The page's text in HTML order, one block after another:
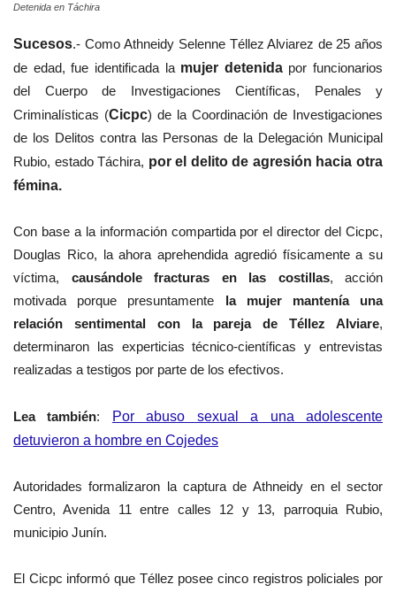
Detenida en Táchira
Sucesos.- Como Athneidy Selenne Téllez Alviarez de 25 años
de edad, fue identificada lamujer detenidapor funcionarios
del Cuerpo de Investigaciones Científicas, Penales y
Criminalísticas (Cicpc) de la Coordinación de Investigaciones
de los Delitos contra las Personas de la Delegación Municipal
Rubio, estado Táchira, por el delito de agresión hacia otra
fémina.
Con base a la información compartida por el director del Cicpc,
Douglas Rico, la ahora aprehendida agredió físicamente a su
víctima, causándole fracturas en las costillas, acción
motivada porque presuntamente la mujer mantenía una
relación sentimental con la pareja deTéllez Alviare,
determinaron las experticias técnico-científicas y entrevistas
realizadas a testigos por parte de los efectivos.
Lea también:
Por abuso sexual a una adolescente
detuvieron a hombre en Cojedes
Autoridades formalizaron la captura de Athneidy en el sector
Centro, Avenida 11 entre calles 12 y 13, parroquia Rubio,
municipio Junín.
El Cicpc informó que Téllez posee cinco registros policiales por